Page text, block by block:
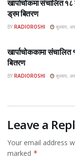
खार्पाचोकमा संचालित
ड्रम बितरण
BY RADIOROSHI बुधबार,
खार्पाचोककामा
बितरण
BY RADIOROSHI बुधबार,
Leave a
Your email address
marked *